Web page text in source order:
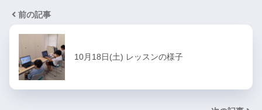
前の記事
10月18日(土) レッスンの様子